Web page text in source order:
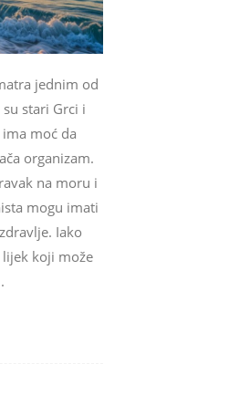
jednim od
stari Grci i
moć da
organizam.
na moru i
mogu imati
Iako
koji može